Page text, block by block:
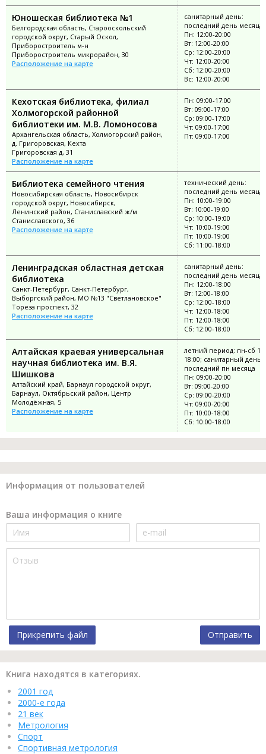
Юношеская библиотека №1
Белгородская область, Старооскольский
городской округ, Старый Оскол,
Приборостроитель м-н
Приборостроитель микрорайон, 30
Расположение на карте
санитарный день:
последний день месяца
Пн: 12:00-20:00
Вт: 12:00-20:00
Ср: 12:00-20:00
Чт: 12:00-20:00
Сб: 12:00-20:00
Вс: 12:00-20:00
Кехотская библиотека, филиал
Холмогорской районной
библиотеки им. М.В. Ломоносова
Архангельская область, Холмогорский район,
д. Григоровская, Кехта
Григоровская д, 31
Расположение на карте
Пн: 09:00-17:00
Вт: 09:00-17:00
Ср: 09:00-17:00
Чт: 09:00-17:00
Пт: 09:00-17:00
Библиотека семейного чтения
Новосибирская область, Новосибирск
городской округ, Новосибирск,
Ленинский район, Станиславский ж/м
Станиславского, 36
Расположение на карте
технический день:
последний день месяца
Пн: 10:00-19:00
Вт: 10:00-19:00
Ср: 10:00-19:00
Чт: 10:00-19:00
Пт: 10:00-19:00
Сб: 11:00-18:00
Ленинградская областная детская
библиотека
Санкт-Петербург, Санкт-Петербург,
Выборгский район, МО №13 "Светлановское"
Тореза проспект, 32
Расположение на карте
санитарный день:
последний день месяца
Пн: 12:00-18:00
Вт: 12:00-18:00
Ср: 12:00-18:00
Чт: 12:00-18:00
Пт: 12:00-18:00
Сб: 12:00-18:00
Алтайская краевая универсальная
научная библиотека им. В.Я.
Шишкова
Алтайский край, Барнаул городской округ,
Барнаул, Октябрьский район, Центр
Молодёжная, 5
Расположение на карте
летний период: пн-сб
18:00; санитарный день:
последний пн месяца
Пн: 09:00-20:00
Вт: 09:00-20:00
Ср: 09:00-20:00
Чт: 09:00-20:00
Пт: 10:00-18:00
Сб: 10:00-18:00
Информация от пользователей
Ваша информация о книге
Прикрепить файл Отправить
Книга находятся в категориях.
2001 год
2000-е года
21 век
Метрология
Спорт
Спортивная метрология